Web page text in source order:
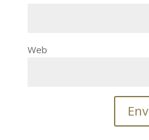
Web